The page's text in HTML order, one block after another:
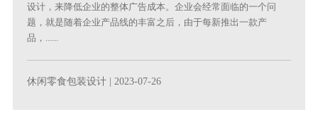
设计，来降低企业的整体广告成本。企业会经常面临的一个问
题，就是随着企业产品线的丰富之后，由于每新推出一款产
品，......
休闲零食包装设计 | 2023-07-26